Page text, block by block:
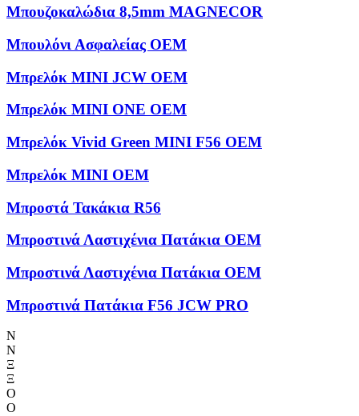
Μπουζοκαλώδια 8,5mm MAGNECOR
Μπουλόνι Ασφαλείας OEM
Μπρελόκ MINI JCW OEM
Μπρελόκ MINI ONE OEM
Μπρελόκ Vivid Green MINI F56 OEM
Μπρελόκ ΜΙΝΙ OEM
Μπροστά Τακάκια R56
Μπροστινά Λαστιχένια Πατάκια OEM
Μπροστινά Λαστιχένια Πατάκια OEM
Μπροστινά Πατάκια F56 JCW PRO
Ν
Ν
Ξ
Ξ
Ο
Ο